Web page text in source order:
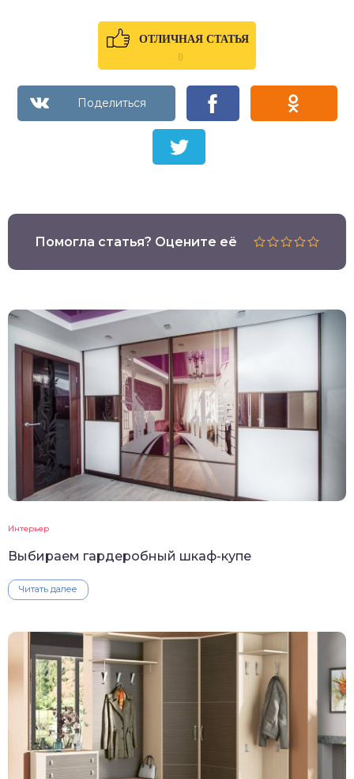
ОТЛИЧНАЯ СТАТЬЯ
0
Помогла статья? Оцените её
Интерьер
Выбираем гардеробный шкаф-купе
Читать далее